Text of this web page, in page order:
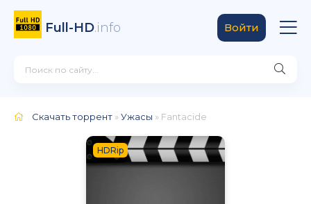
Full-HD.info Войти
Скачать торрент »Ужасы » Fantacide
HDRip